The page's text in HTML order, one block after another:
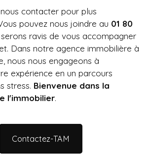
contacter pour plus
pouvez nous joindre au 01 80
ravis de vous accompagner
Dans notre agence immobilière à
, nous nous engageons à
expérience en un parcours
stress. Bienvenue dans la
l'immobilier.
Contactez-TAM